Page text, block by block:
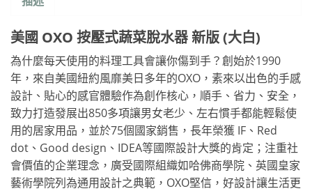
美國 OXO 按壓式蔬菜脫水器 新版 (大白)
為什麼每天使用的料理工具會讓你傷到手？創始於1990
年，來自美國紐約風靡美日多年的OXO，素來以出色的手感
設計、貼心的感官體驗作為創作核心，順手、省力、安全，
致力打造發展出850多項讓男女老少、左右慣手都能輕鬆使
用的居家用品，並於75個國家銷售，長年榮獲 IF、Red
dot、Good design、IDEA等國際設計大獎的肯定；注重社
會價值的企業理念，廣受國際組織如哈佛商學院、英國皇家
藝術學院列為通用設計之典範，OXO堅信，好設計讓生活更